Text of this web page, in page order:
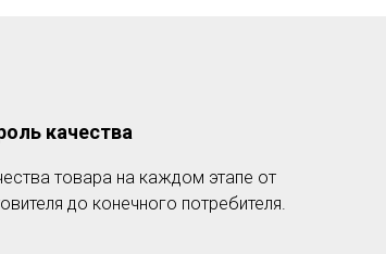
качества
товара на каждом этапе от
до конечного потребителя.